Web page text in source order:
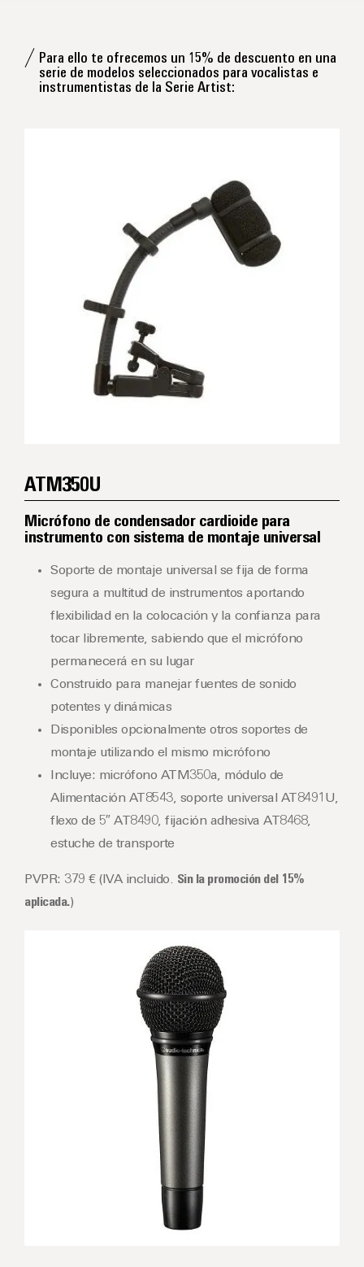
Para ello te ofrecemos un 15% de descuento en una
serie de modelos seleccionados para vocalistas e
instrumentistas de la Serie Artist:
ATM350U
Micrófono de condensador cardioide para
instrumento con sistema de montaje universal
Soporte de montaje universal se fija de forma
segura a multitud de instrumentos aportando
flexibilidad en la colocación y la confianza para
tocar libremente, sabiendo que el micrófono
permanecerá en su lugar
Construido para manejar fuentes de sonido
potentes y dinámicas
Disponibles opcionalmente otros soportes de
montaje utilizando el mismo micrófono
Incluye: micrófono ATM350a, módulo de
Alimentación AT8543, soporte universal AT8491U,
flexo de 5″ AT8490, fijación adhesiva AT8468,
estuche de transporte
PVPR: 379 € (IVA incluido. Sin la promoción del 15%
aplicada.)